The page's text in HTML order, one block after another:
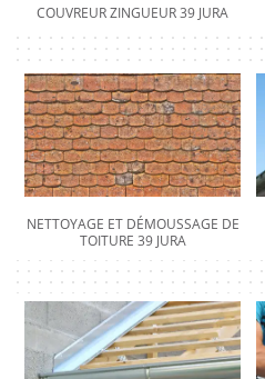
COUVREUR ZINGUEUR 39 JURA
NETTOYAGE ET DÉMOUSSAGE DE
TOITURE 39 JURA